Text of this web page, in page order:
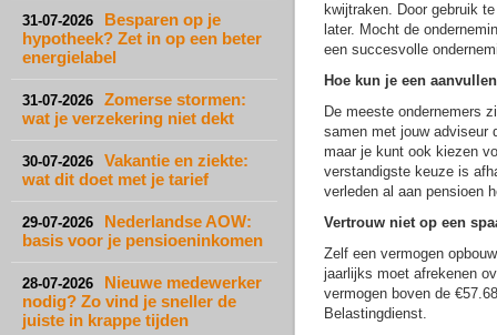
31-07-2026
Besparen op je
hypotheek? Zet in op een beter
energielabel
31-07-2026
Zomerse stormen:
wat je verzekering niet dekt
30-07-2026
Vakantie en ziekte:
wat dit doet met je tarief
29-07-2026
Nederlandse AOW:
basis voor je pensioeninkomen
28-07-2026
Nieuwe medewerker
nodig? Zo vind je sneller de
juiste in krappe tijden
kwijtraken. Door gebruik
later. Mocht de
een succesvolle
Hoe kun je een
De meeste ondernemers
samen met jouw adviseur
maar je kunt ook kiezen
verstandigste keuze is
verleden al aan pensioen
Vertrouw niet op een
Zelf een vermogen
jaarlijks moet afrekenen
vermogen boven de
Belastingdienst.